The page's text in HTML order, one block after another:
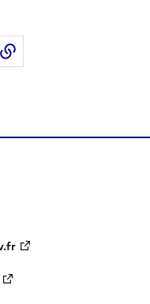
LinkedInpar email